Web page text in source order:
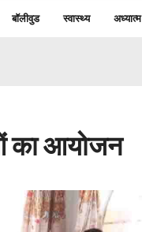
बॉलीवुड स्वास्थ्य अध्यात्म
का आयोजन